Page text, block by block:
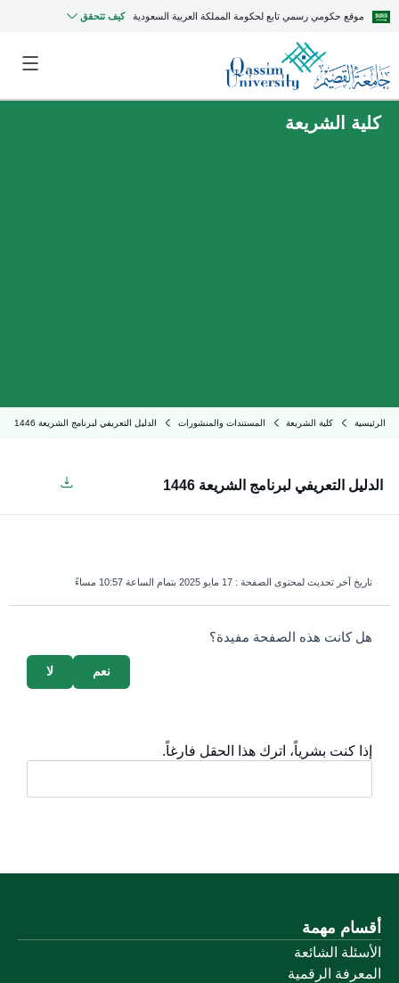
موقع حكومي رسمي تابع لحكومة المملكة العربية السعودية كيف تتحقق
كلية الشريعة
الرئيسية كلية الشريعة المستندات والمنشورات الدليل التعريفي لبرنامج الشريعة 1446
الدليل التعريفي لبرنامج الشريعة 1446
تاريخ آخر تحديث لمحتوى الصفحة : 17 مايو 2025 بتمام الساعة 10:57 مساءً
survey_v2
هل كانت هذه الصفحة مفيدة؟
لا نعم
إذا كنت بشرياً، اترك هذا الحقل فارغاً.
أقسام مهمة
الأسئلة الشائعة
المعرفة الرقمية